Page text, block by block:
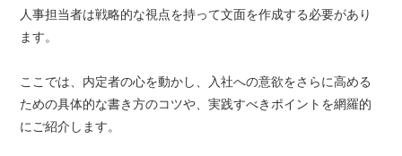
人事担当者は戦略的な視点を持って文面を作成する必要があり
ます。
ここでは、内定者の心を動かし、入社への意欲をさらに高める
ための具体的な書き方のコツや、実践すべきポイントを網羅的
にご紹介します。